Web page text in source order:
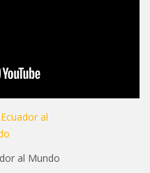
al Mundo